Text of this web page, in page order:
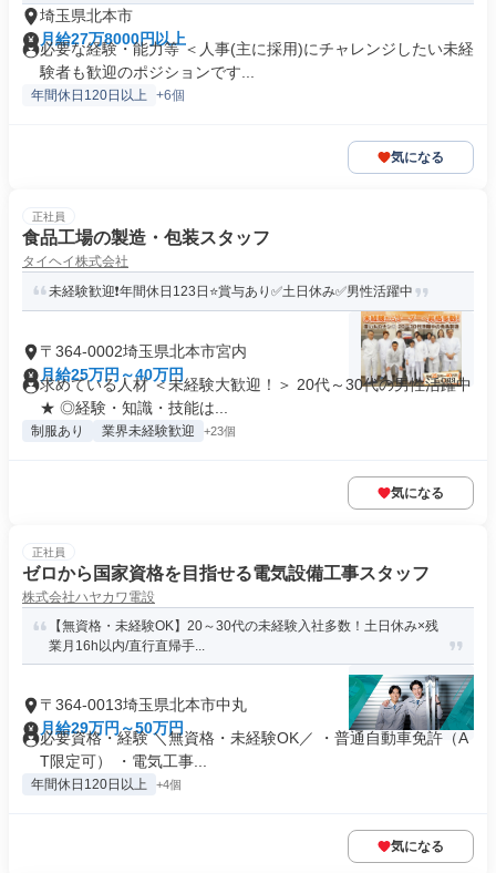
埼玉県北本市
月給27万8000円以上
必要な経験・能力等 ＜人事(主に採用)にチャレンジしたい未経
験者も歓迎のポジションです...
年間休日120日以上 +6個
気になる
正社員
食品工場の製造・包装スタッフ
タイヘイ株式会社
未経験歓迎❗年間休日123日⭐賞与あり✅土日休み✅男性活躍中
〒364-0002埼玉県北本市宮内
月給25万円～40万円
求めている人材 ＜未経験大歓迎！＞ 20代～30代の男性活躍中
★ ◎経験・知識・技能は...
制服あり 業界未経験歓迎 +23個
気になる
正社員
ゼロから国家資格を目指せる電気設備工事スタッフ
株式会社ハヤカワ電設
【無資格・未経験OK】20～30代の未経験入社多数！土日休み×残
業月16h以内/直行直帰手...
〒364-0013埼玉県北本市中丸
月給29万円～50万円
必要資格・経験 ＼無資格・未経験OK／ ・普通自動車免許（A
T限定可） ・電気工事...
年間休日120日以上 +4個
気になる